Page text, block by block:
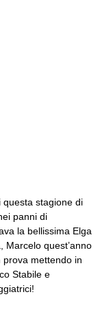
stagione di
panni di
la bellissima Elga
Marcelo quest’anno
mettendo in
Stabile e